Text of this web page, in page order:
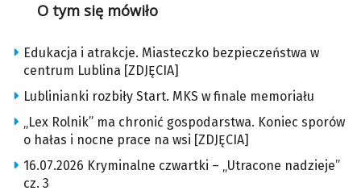
O tym się mówiło
Edukacja i atrakcje. Miasteczko bezpieczeństwa w
centrum Lublina [ZDJĘCIA]
Lublinianki rozbiły Start. MKS w finale memoriału
„Lex Rolnik” ma chronić gospodarstwa. Koniec sporów
o hałas i nocne prace na wsi [ZDJĘCIA]
16.07.2026 Kryminalne czwartki – „Utracone nadzieje”
cz. 3